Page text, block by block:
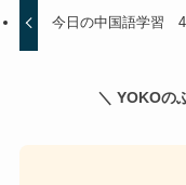
今日の中国語学習
＼ YOKOの